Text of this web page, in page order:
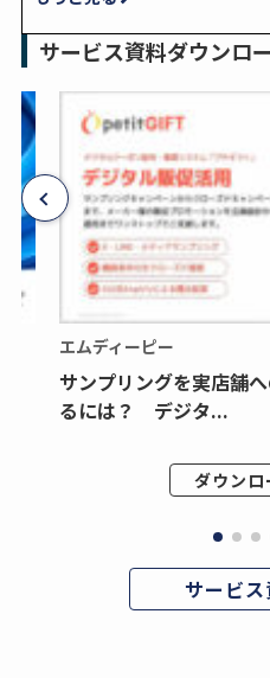
サービス資料ダウンロ
エムディーピー
サンプリングを実店舗
るには？ デジタ...
ダウンロ
サービ